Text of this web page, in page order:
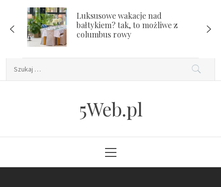
content
Luksusowe wakacje nad
bałtykiem? tak, to możliwe z
columbus rowy
5Web.pl
Menu